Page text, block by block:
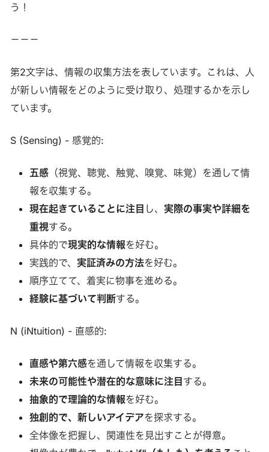
う！
－－－
第2文字は、情報の収集方法を表しています。これは、人
が新しい情報をどのように受け取り、処理するかを示し
ています。
S (Sensing) - 感覚的:
五感（視覚、聴覚、触覚、嗅覚、味覚）を通して情
報を収集する。
現在起きていることに注目 し、 実際の事実や詳細を
重視する。
具体的で現実的な情報を好む。
実践的で、 実証済みの方法を好む。
順序立てて、着実に物事を進める。
経験に基づいて判断する。
N (iNtuition) - 直感的:
直感や第六感を通して情報を収集する。
未来の可能性や潜在的な意味に注目する。
抽象的で理論的な情報を好む。
独創的で、新しいアイデアを探求する。
全体像を把握し、関連性を見出すことが得意。